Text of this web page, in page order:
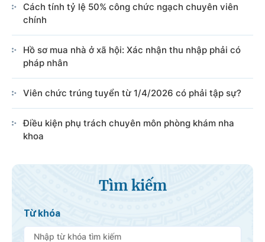
Cách tính tỷ lệ 50% công chức ngạch chuyên viên
chính
Hồ sơ mua nhà ở xã hội: Xác nhận thu nhập phải có
pháp nhân
Viên chức trúng tuyển từ 1/4/2026 có phải tập sự?
Điều kiện phụ trách chuyên môn phòng khám nha
khoa
Tìm kiếm
Từ khóa